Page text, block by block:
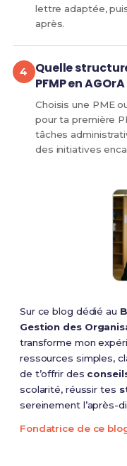
lettre adaptée,
après.
Quelle
PFMP en AGOrA
Choisis une PME
pour ta première
tâches
des initiatives
Sur ce blog dédié au
Gestion des
transforme mon
ressources simples,
de t’offrir des
scolarité, réussir tes
sereinement l’après-
Fondatrice de ce